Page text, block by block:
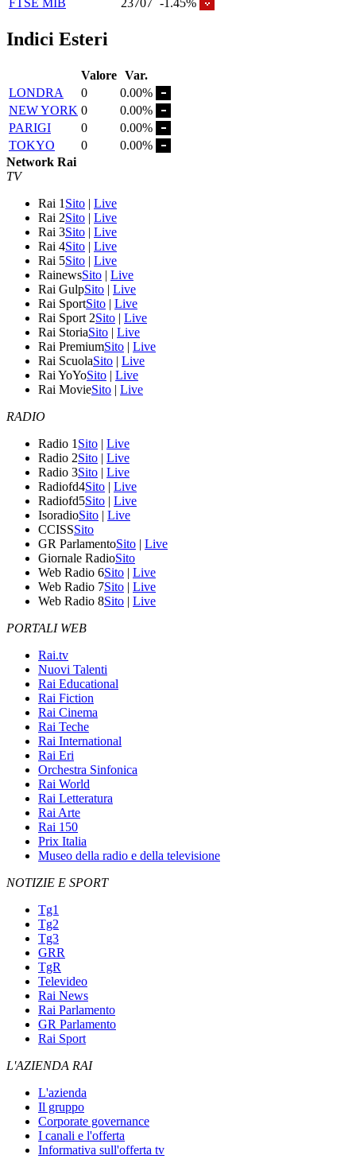
FTSE MIB
23707 -1.45%
Indici Esteri
Valore Var.
LONDRA
0
0.00%
NEW YORK 0
0.00%
PARIGI
0
0.00%
TOKYO
0
0.00%
Network Rai
TV
Rai 1 Sito | Live
Rai 2Sito | Live
Rai 3Sito | Live
Rai 4Sito | Live
Rai 5Sito | Live
RainewsSito | Live
Rai GulpSito | Live
Rai SportSito | Live
Rai Sport 2Sito | Live
Rai StoriaSito | Live
Rai PremiumSito | Live
Rai ScuolaSito | Live
Rai YoYoSito | Live
Rai MovieSito | Live
RADIO
Radio 1 Sito | Live
Radio 2Sito | Live
Radio 3Sito | Live
Radiofd4Sito | Live
Radiofd5Sito | Live
IsoradioSito | Live
CCISSSito
GR ParlamentoSito | Live
Giornale RadioSito
Web Radio 6Sito | Live
Web Radio 7Sito | Live
Web Radio 8Sito | Live
PORTALI WEB
Rai.tv
Nuovi Talenti
Rai Educational
Rai Fiction
Rai Cinema
Rai Teche
Rai International
Rai Eri
Orchestra Sinfonica
Rai World
Rai Letteratura
Rai Arte
Rai 150
Prix Italia
Museo della radio e della televisione
NOTIZIE E SPORT
Tg1
Tg2
Tg3
GRR
TgR
Televideo
Rai News
Rai Parlamento
GR Parlamento
Rai Sport
L'AZIENDA RAI
L'azienda
Il gruppo
Corporate governance
I canali e l'offerta
Informativa sull'offerta tv